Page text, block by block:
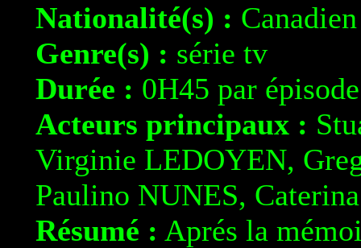
Nationalité(s) : Canadien
Genre(s) : série tv
Durée : 0H45 par épisode
Acteurs principaux :
Virginie LEDOYEN,
Paulino NUNES,
Résumé : Aprés la